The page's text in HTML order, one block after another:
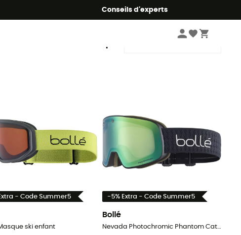
Conseils d'experts
- Code Summer5
ski enfant
-5% Extra - Code Summer5
Bollé
Nevada Photochromic Phantom Cat 1-3 - Masque ski